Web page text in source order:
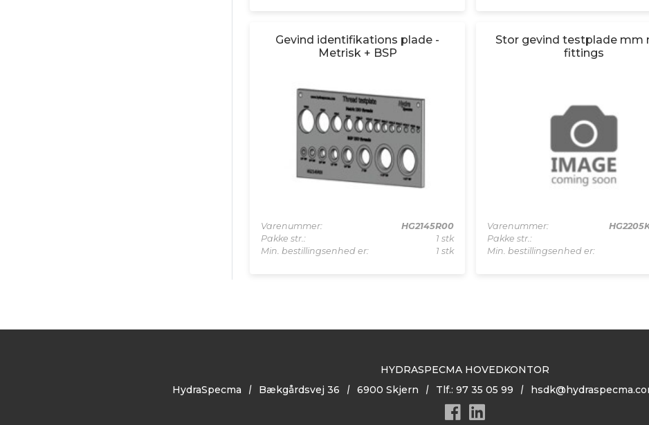
Gevind identifikations plade -
Metrisk + BSP
Varenummer:
HG2145R00
Pakke str.:
1 stk
Min. bestillingsenhed er:
1 stk
Stor gevind testplade mm
fittings
Varenummer:
Pakke str.:
Min. bestillingsenhed er:
HYDRASPECMA HOVEDKONTOR
HydraSpecma
Bækgårdsvej 36 6900 Skjern Tlf.: 97 35 05 99